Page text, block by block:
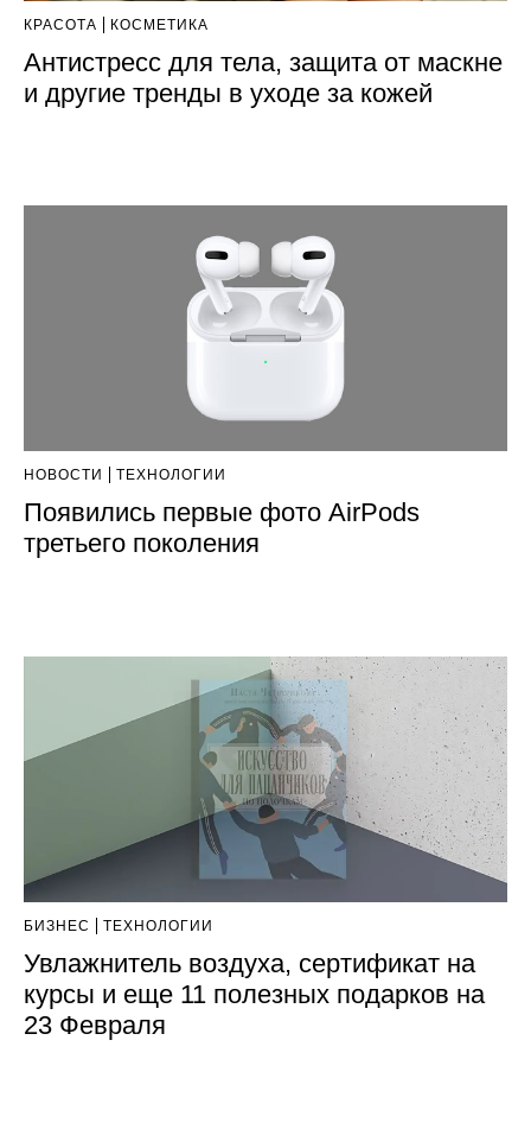
КРАСОТА КОСМЕТИКА
Антистресс для тела, защита от маскне
и другие тренды в уходе за кожей
НОВОСТИ ТЕХНОЛОГИИ
Появились первые фото AirPods
третьего поколения
БИЗНЕС ТЕХНОЛОГИИ
Увлажнитель воздуха, сертификат на
курсы и еще 11 полезных подарков на
23 Февраля